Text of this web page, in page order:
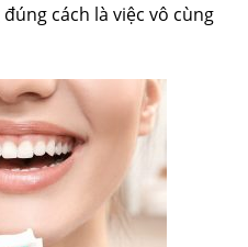
cách là việc vô cùng